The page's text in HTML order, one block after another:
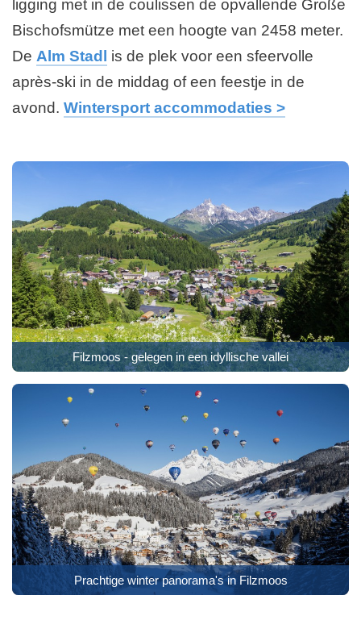
ligging met in de coulissen de opvallende Große
Bischofsmütze met een hoogte van 2458 meter.
De Alm Stadl
is de plek voor een sfeervolle
après-ski in de middag of een feestje in de
avond. Wintersport accommodaties >
Filzmoos - gelegen in een idyllische vallei
Prachtige winter panorama's in Filzmoos